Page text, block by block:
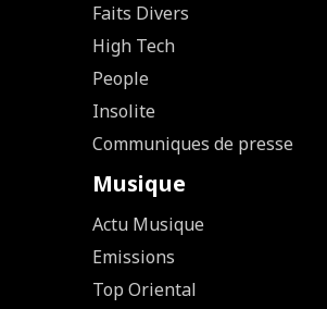
Faits Divers
High Tech
People
Insolite
Communiques de presse
Musique
Actu Musique
Emissions
Top Oriental